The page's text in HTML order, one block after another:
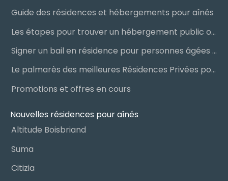
Guide des résidences et hébergements pour aînés
Les étapes pour trouver un hébergement public ou privé
Signer un bail en résidence pour personnes âgées (RPA) : ce qu’il faut savoir
Le palmarès des meilleures Résidences Privées pour Aînés (RPA)
Promotions et offres en cours
Nouvelles résidences pour aînés
Altitude Boisbriand
Suma
Citizia